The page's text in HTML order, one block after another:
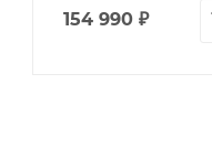
154 990 ₽